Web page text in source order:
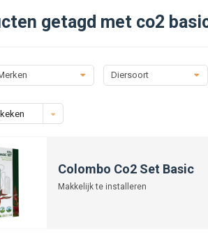
getagd met co2
Diersoort
Colombo Co2 Set Basic
Makkelijk te installeren